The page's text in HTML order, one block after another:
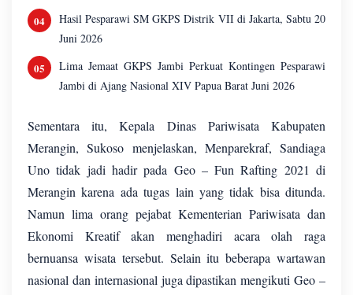
Hasil Pesparawi SM GKPS Distrik VII di Jakarta, Sabtu 20
Juni 2026
Lima Jemaat GKPS Jambi Perkuat Kontingen Pesparawi
Jambi di Ajang Nasional XIV Papua Barat Juni 2026
Sementara itu, Kepala Dinas Pariwisata Kabupaten
Merangin, Sukoso menjelaskan, Menparekraf, Sandiaga
Uno tidak jadi hadir pada Geo – Fun Rafting 2021 di
Merangin karena ada tugas lain yang tidak bisa ditunda.
Namun lima orang pejabat Kementerian Pariwisata dan
Ekonomi Kreatif akan menghadiri acara olah raga
bernuansa wisata tersebut. Selain itu beberapa wartawan
nasional dan internasional juga dipastikan mengikuti Geo –